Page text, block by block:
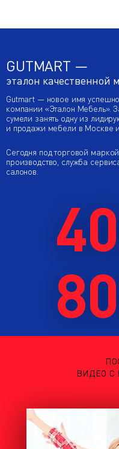
GUTMART —
эталон качественной
Gutmart — новое имя
компании «Эталон Мебель».
сумели занять одну из
и продажи мебели в Москве
Сегодня под торговой
производство, служба
салонов.
ВИДЕО С